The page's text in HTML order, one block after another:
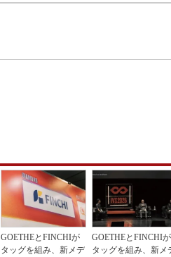
GOETHEとFINCHIが
タッグを組み、新メデ
GOETHEとFINCHIが
タッグを組み、新メ